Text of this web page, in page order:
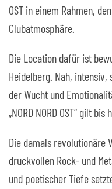
OST in einem Rahmen,
Clubatmosphäre.
Die Location dafür ist
Heidelberg. Nah, intensiv,
der Wucht und
„NORD NORD OST“ gilt bis
Die damals revolutionäre
druckvollen Rock- und
und poetischer Tiefe